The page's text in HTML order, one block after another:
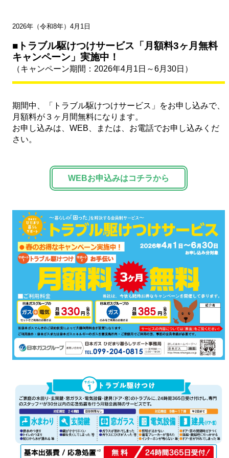
2026年（令和8年）4月1日
■トラブル駆けつけサービス「月額料3ヶ月無料
キャンペーン」実施中！
（キャンペーン期間：2026年4月1日～6月30日）
期間中、「トラブル駆けつけサービス」をお申し込みで、
月額料が３ヶ月間無料になります。
お申し込みは、WEB、または、お電話でお申し込みくだ
さい。
WEBお申込みはコチラから